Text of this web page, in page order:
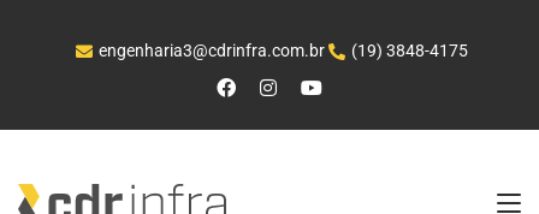
engenharia3@cdrinfra.com.br (19) 3848-4175